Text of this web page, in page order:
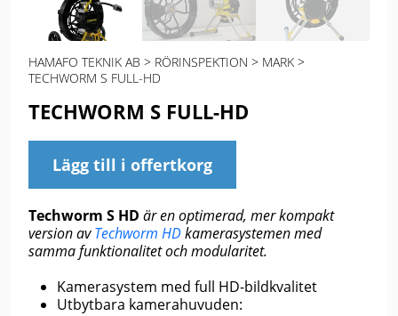
HAMAFO TEKNIK AB > RÖRINSPEKTION > MARK >
TECHWORM S FULL-HD
TECHWORM S FULL-HD
Lägg till i offertkorg
Techworm S HD är en optimerad, mer kompakt
version avTechworm HDkamerasystemen med
samma funktionalitet och modularitet.
Kamerasystem med full HD-bildkvalitet
Utbytbara kamerahuvuden: